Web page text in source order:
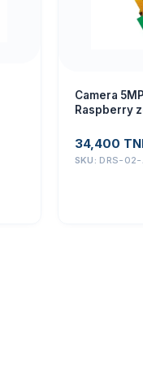
Camera
Raspberry
34,400
SKU: DRS-